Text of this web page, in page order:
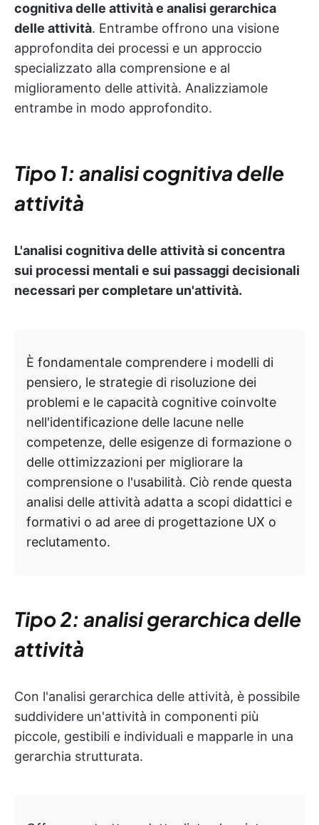
cognitiva delle attività e analisi gerarchica
delle attività. Entrambe offrono una visione
approfondita dei processi e un approccio
specializzato alla comprensione e al
miglioramento delle attività. Analizziamole
entrambe in modo approfondito.
Tipo 1: analisi cognitiva delle
attività
L'analisi cognitiva delle attività si concentra
sui processi mentali e sui passaggi decisionali
necessari per completare un'attività.
È fondamentale comprendere i modelli di
pensiero, le strategie di risoluzione dei
problemi e le capacità cognitive coinvolte
nell'identificazione delle lacune nelle
competenze, delle esigenze di formazione o
delle ottimizzazioni per migliorare la
comprensione o l'usabilità. Ciò rende questa
analisi delle attività adatta a scopi didattici e
formativi o ad aree di progettazione UX o
reclutamento.
Tipo 2: analisi gerarchica delle
attività
Con l'analisi gerarchica delle attività, è possibile
suddividere un'attività in componenti più
piccole, gestibili e individuali e mapparle in una
gerarchia strutturata.